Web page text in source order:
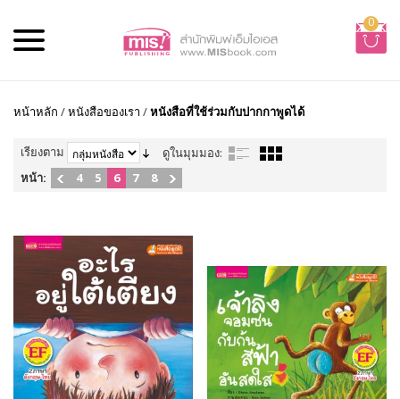
0
หน้าหลัก /หนังสือของเรา /หนังสือที่ใช้ร่วมกับปากกาพูดได้
เรียงตาม
ดูในมุมมอง:
หน้า:
4 5 6 7 8